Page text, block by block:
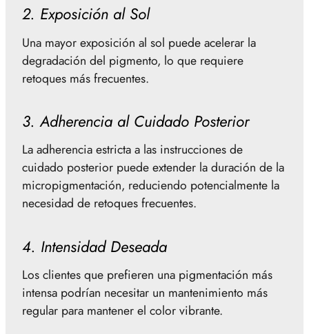
2. Exposición al Sol
Una mayor exposición al sol puede acelerar la
degradación del pigmento, lo que requiere
retoques más frecuentes.
3. Adherencia al Cuidado Posterior
La adherencia estricta a las instrucciones de
cuidado posterior puede extender la duración de la
micropigmentación, reduciendo potencialmente la
necesidad de retoques frecuentes.
4. Intensidad Deseada
Los clientes que prefieren una pigmentación más
intensa podrían necesitar un mantenimiento más
regular para mantener el color vibrante.